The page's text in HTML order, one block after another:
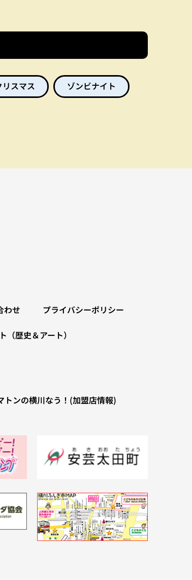
リスマス
ゾンビナイト
わせ プライバシーポリシー
（歴史＆アート）
トンの横川なう！(加盟店情報)